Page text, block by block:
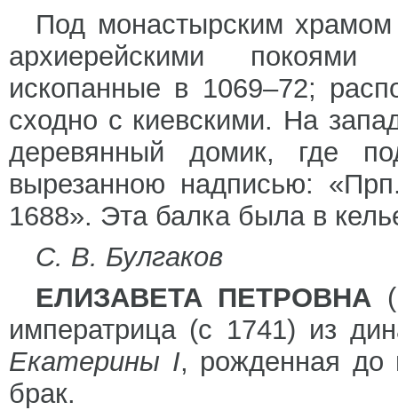
Под монастырским
архиерейскими
ископанные в 1069–72;
сходно с киевскими. На
деревянный домик, где
вырезанною надписью:
1688». Эта балка была в
С. В. Булгаков
ЕЛИЗАВЕТА ПЕТРОВНА
императрица (с 1741) из
Екатерины I, рожденная до
брак.